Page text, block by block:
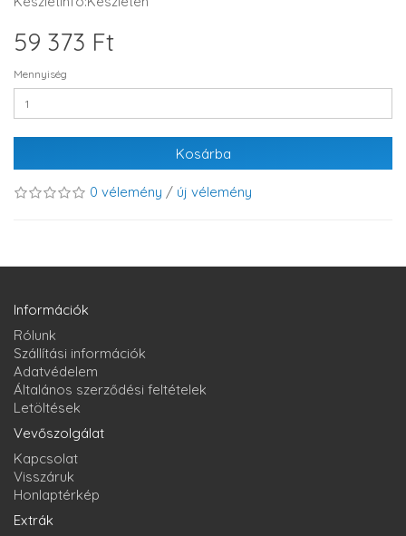
59 373 Ft
Mennyiség
Kosárba
0 vélemény / új vélemény
Információk
Rólunk
Szállítási információk
Adatvédelem
Általános szerződési feltételek
Letöltések
Vevőszolgálat
Kapcsolat
Visszáruk
Honlaptérkép
Extrák